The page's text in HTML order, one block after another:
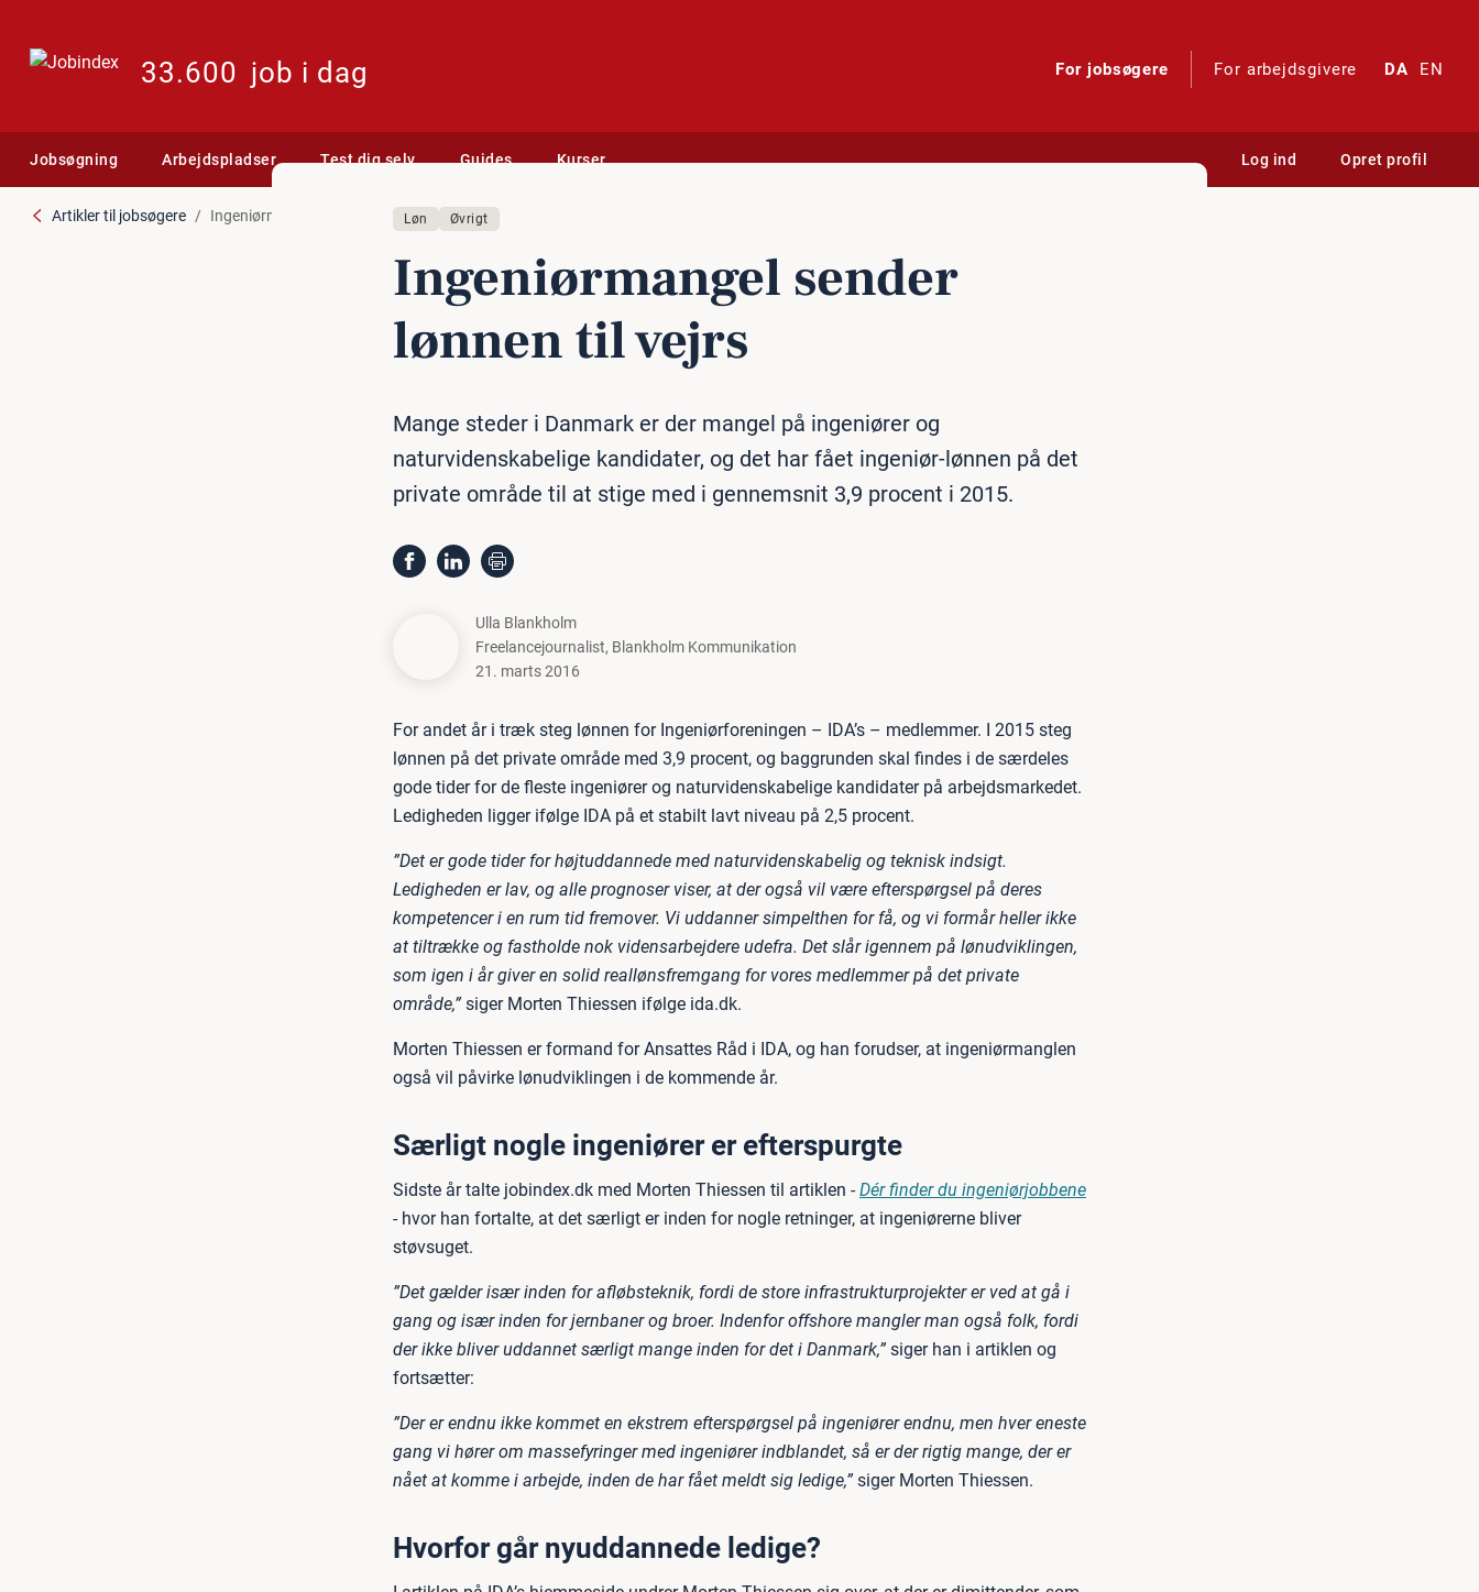
33.600 job i dag For jobsøgere For arbejdsgivere DA EN
Jobsøgning Arbejdspladser Test dig selv Guides Kurser Log ind Opret profil
Artikler til jobsøgere Ingeniørmangel sender lønnen til vejrs
Løn Øvrigt
In­ge­ni­ør­man­gel sender
lønnen til vejrs
Mange steder i Danmark er der mangel på ingeniører og
naturvidenskabelige kandidater, og det har fået ingeniør-lønnen på det
private område til at stige med i gennemsnit 3,9 procent i 2015.
Ulla Blankholm
Freelancejournalist, Blankholm Kommunikation
21. marts 2016
For andet år i træk steg lønnen for Ingeniørforeningen – IDA’s – medlemmer. I 2015 steg
lønnen på det private område med 3,9 procent, og baggrunden skal findes i de særdeles
gode tider for de fleste ingeniører og naturvidenskabelige kandidater på arbejdsmarkedet.
Ledigheden ligger ifølge IDA på et stabilt lavt niveau på 2,5 procent.
”Det er gode tider for højtuddannede med naturvidenskabelig og teknisk indsigt.
Ledigheden er lav, og alle prognoser viser, at der også vil være efterspørgsel på deres
kompetencer i en rum tid fremover. Vi uddanner simpelthen for få, og vi formår heller ikke
at tiltrække og fastholde nok vidensarbejdere udefra. Det slår igennem på lønudviklingen,
som igen i år giver en solid reallønsfremgang for vores medlemmer på det private
område,” siger Morten Thiessen ifølge ida.dk.
Morten Thiessen er formand for Ansattes Råd i IDA, og han forudser, at ingeniørmanglen
også vil påvirke lønudviklingen i de kommende år.
Særligt nogle ingeniører er efterspurgte
Sidste år talte jobindex.dk med Morten Thiessen til artiklen -Dér finder du ingeniørjobbene
- hvor han fortalte, at det særligt er inden for nogle retninger, at ingeniørerne bliver
støvsuget.
”Det gælder især inden for afløbsteknik, fordi de store infrastrukturprojekter er ved at gå i
gang og især inden for jernbaner og broer. Indenfor offshore mangler man også folk, fordi
der ikke bliver uddannet særligt mange inden for det i Danmark,” siger han i artiklen og
fortsætter:
”Der er endnu ikke kommet en ekstrem efterspørgsel på ingeniører endnu, men hver eneste
gang vi hører om massefyringer med ingeniører indblandet, så er der rigtig mange, der er
nået at komme i arbejde, inden de har fået meldt sig ledige,” siger Morten Thiessen.
Hvorfor går nyuddannede ledige?